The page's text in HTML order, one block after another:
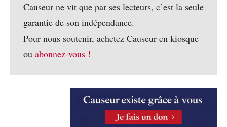
Causeur ne vit que par ses lecteurs, c’est la seule
garantie de son indépendance.
Pour nous soutenir, achetez Causeur en kiosque
ou abonnez-vous !